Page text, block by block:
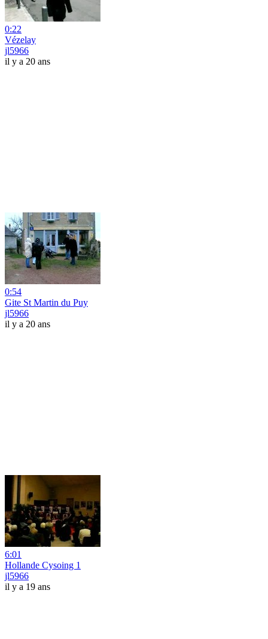
0:22
Vézelay
jl5966
il y a 20 ans
0:54
Gite St Martin du Puy
jl5966
il y a 20 ans
6:01
Hollande Cysoing 1
jl5966
il y a 19 ans